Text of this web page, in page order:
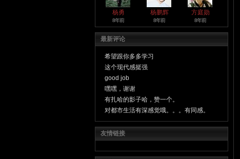
杨勇
8年前
杨鹏辉
8年前
方庭勋
8年前
最新评论
希望跟你多多学习
这个现代感挺强
good job
嘿嘿，谢谢
有扎哈的影子哈，赞一个。
对都市生活有深感觉哦。。。有同感。
友情链接